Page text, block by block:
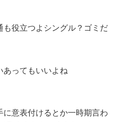
役立つよシングル？ゴミだ
あってもいいよね
意表付けるとか一時期言わ